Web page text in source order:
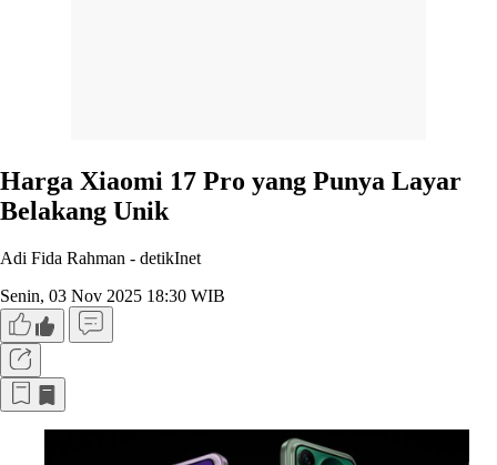
Harga Xiaomi 17 Pro yang Punya Layar
Belakang Unik
Adi Fida Rahman - detikInet
Senin, 03 Nov 2025 18:30 WIB